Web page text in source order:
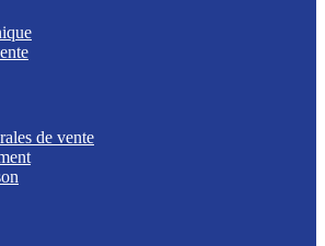
de vente